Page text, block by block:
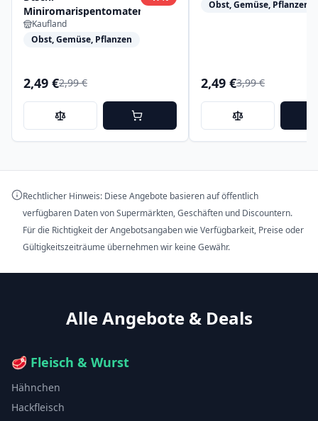
Miniromarispentomaten
Kaufland
Obst, Gemüse, Pflanzen
2,49 €2,99 €
Obst, Gemüse, Pflanzen
2,49 €3,99 €
Rechtlicher Hinweis: Diese Angebote basieren auf öffentlich
verfügbaren Daten von Supermärkten, Geschäften und Discountern.
Für die Richtigkeit der Angebotsangaben wie Verfügbarkeit, Preise oder
Gültigkeitszeiträume übernehmen wir keine Gewähr.
Alle Angebote & Deals
🥩 Fleisch & Wurst
Hähnchen
Hackfleisch